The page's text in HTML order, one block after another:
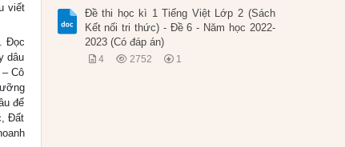
viết
Đọc
dâu
Cô
để
Đất
Đề thi học kì 1 Tiếng Việt Lớp 2 (Sách
Kết nối tri thức) - Đề 6 - Năm học 2022-
2023 (Có đáp án)
4 2752 1